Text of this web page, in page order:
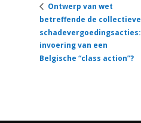
Ontwerp van wet
betreffende de collectieve
schadevergoedingsacties:
invoering van een
Belgische “class action”?